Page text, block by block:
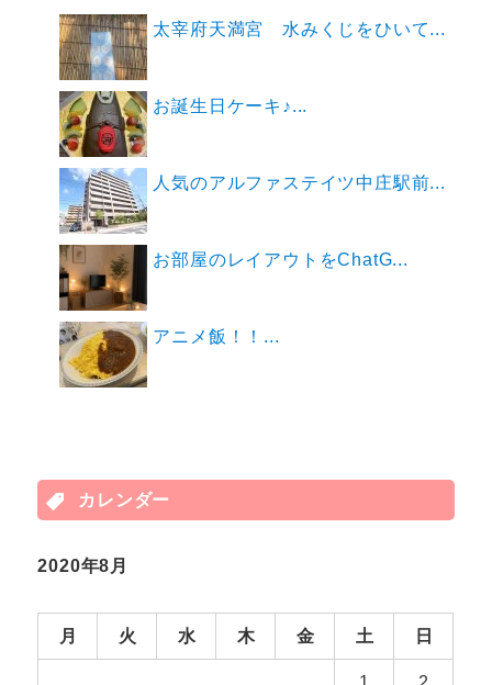
太宰府天満宮 水みくじをひいて...
お誕生日ケーキ♪...
人気のアルファステイツ中庄駅前...
お部屋のレイアウトをChatG...
アニメ飯！！...
カレンダー
2020年8月
月 火 水 木 金 土 日